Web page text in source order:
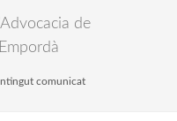
de
comunicat